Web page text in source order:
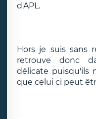
d'APL.
Hors je suis sans
retrouve donc
délicate puisqu'ils
que celui ci peut